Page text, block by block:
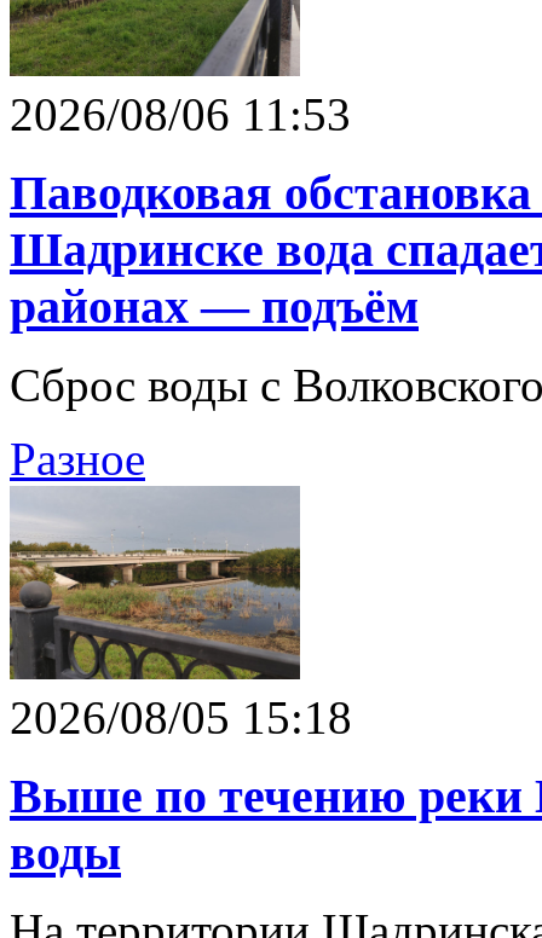
2026/08/06 11:53
Паводковая
Шадринске вода
районах — подъём
Сброс воды с
Разное
2026/08/05 15:18
Выше по течению реки
воды